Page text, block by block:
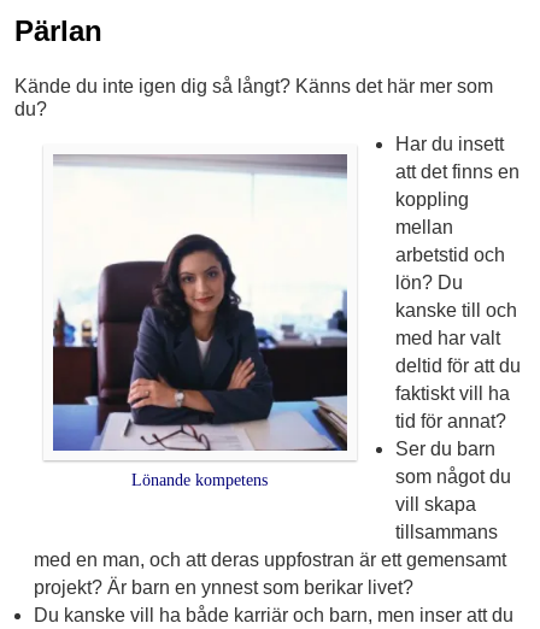
Pärlan
Kände du inte igen dig så långt? Känns det här mer som
du?
Lönande kompetens
Har du insett
att det finns en
koppling
mellan
arbetstid och
lön? Du
kanske till och
med har valt
deltid för att du
faktiskt vill ha
tid för annat?
Ser du barn
som något du
vill skapa
tillsammans
med en man, och att deras uppfostran är ett gemensamt
projekt? Är barn en ynnest som berikar livet?
Du kanske vill ha både karriär och barn, men inser att du